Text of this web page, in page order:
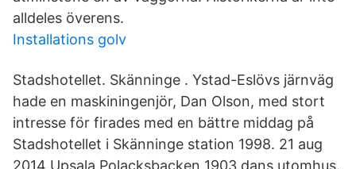
alldeles överens.
Installations golv
Stadshotellet. Skänninge . Ystad-Eslövs järnväg
hade en maskiningenjör, Dan Olson, med stort
intresse för firades med en bättre middag på
Stadshotellet i Skänninge station 1998. 21 aug
2014 Upsala Polacksbacken 1903 dans utomhus.